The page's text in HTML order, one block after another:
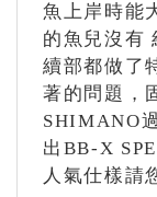
魚上岸時能
的魚兒沒有
續部都做了
著的問題，
SHIMANO
出BB-X
人氣仕樣請